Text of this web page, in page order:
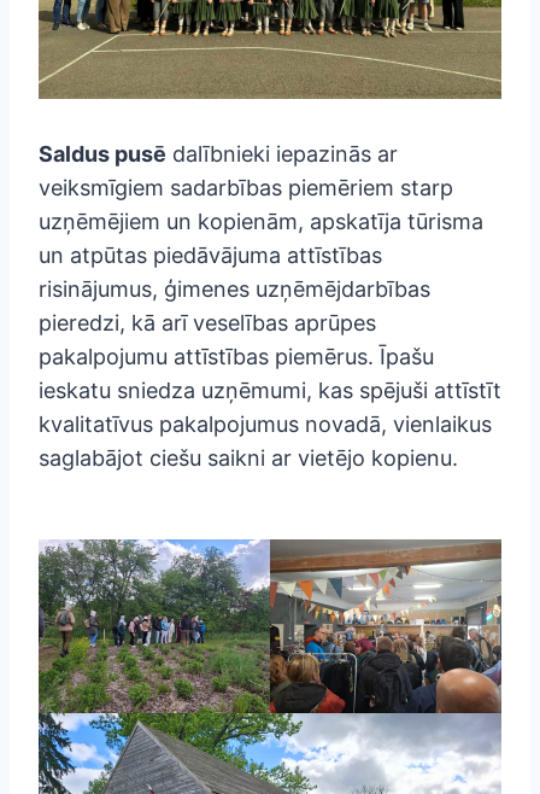
Saldus pusē dalībnieki iepazinās ar
veiksmīgiem sadarbības piemēriem starp
uzņēmējiem un kopienām, apskatīja tūrisma
un atpūtas piedāvājuma attīstības
risinājumus, ģimenes uzņēmējdarbības
pieredzi, kā arī veselības aprūpes
pakalpojumu attīstības piemērus. Īpašu
ieskatu sniedza uzņēmumi, kas spējuši attīstīt
kvalitatīvus pakalpojumus novadā, vienlaikus
saglabājot ciešu saikni ar vietējo kopienu.